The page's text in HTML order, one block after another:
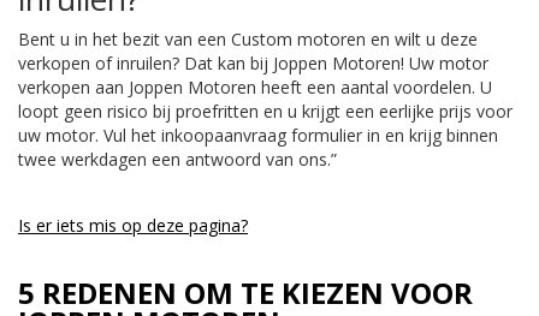
Bent u in het bezit van een Custom motoren en wilt u deze
verkopen of inruilen? Dat kan bij Joppen Motoren! Uw motor
verkopen aan Joppen Motoren heeft een aantal voordelen. U
loopt geen risico bij proefritten en u krijgt een eerlijke prijs voor
uw motor. Vul het inkoopaanvraag formulier in en krijg binnen
twee werkdagen een antwoord van ons.”
Is er iets mis op deze pagina?
5 REDENEN OM TE KIEZEN VOOR